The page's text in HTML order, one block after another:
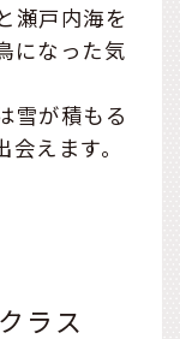
瀬戸内海を
になった気
雪が積もる
えます。
ラス